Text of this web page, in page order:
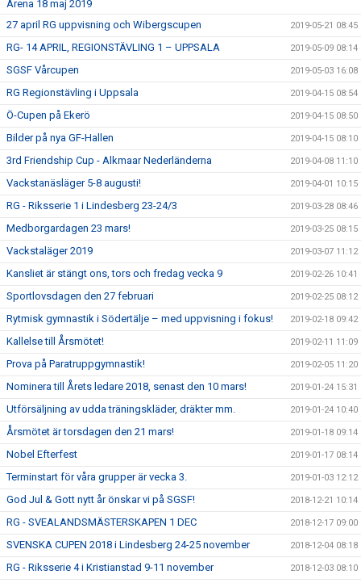
Arena 18 maj 2019
27 april RG uppvisning och Wibergscupen 2019-05-21 08:45
RG- 14 APRIL, REGIONSTÄVLING 1 – UPPSALA 2019-05-09 08:14
SGSF Vårcupen 2019-05-03 16:08
RG Regionstävling i Uppsala 2019-04-15 08:54
Ö-Cupen på Ekerö 2019-04-15 08:50
Bilder på nya GF-Hallen 2019-04-15 08:10
3rd Friendship Cup - Alkmaar Nederländerna 2019-04-08 11:10
Vackstanäsläger 5-8 augusti! 2019-04-01 10:15
RG - Riksserie 1 i Lindesberg 23-24/3 2019-03-28 08:46
Medborgardagen 23 mars! 2019-03-25 08:15
Vackstaläger 2019 2019-03-07 11:12
Kansliet är stängt ons, tors och fredag vecka 9 2019-02-26 10:41
Sportlovsdagen den 27 februari 2019-02-25 08:12
Rytmisk gymnastik i Södertälje – med uppvisning i fokus! 2019-02-18 09:42
Kallelse till Årsmötet! 2019-02-11 11:09
Prova på Paratruppgymnastik! 2019-02-05 11:20
Nominera till Årets ledare 2018, senast den 10 mars! 2019-01-24 15:31
Utförsäljning av udda träningskläder, dräkter mm. 2019-01-24 10:40
Årsmötet är torsdagen den 21 mars! 2019-01-18 09:14
Nobel Efterfest 2019-01-17 08:14
Terminstart för våra grupper är vecka 3. 2019-01-03 12:12
God Jul & Gott nytt år önskar vi på SGSF! 2018-12-21 10:14
RG - SVEALANDSMÄSTERSKAPEN 1 DEC 2018-12-17 09:00
SVENSKA CUPEN 2018 i Lindesberg 24-25 november 2018-12-04 08:18
RG - Riksserie 4 i Kristianstad 9-11 november 2018-12-03 08:10